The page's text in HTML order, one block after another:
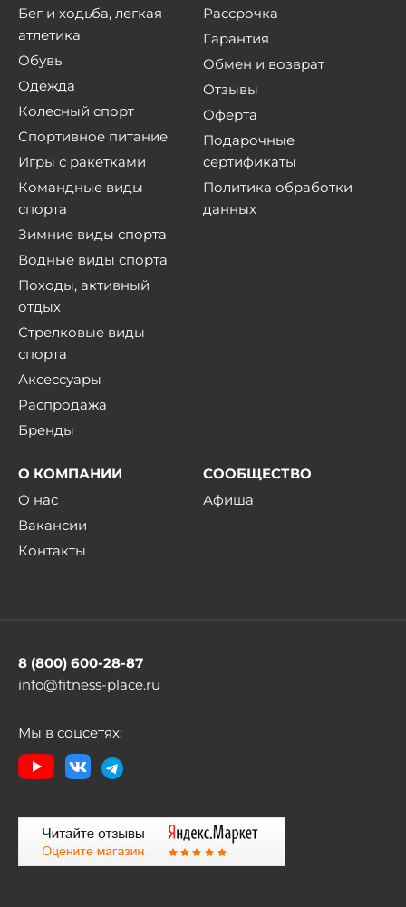
Бег и ходьба, легкая
атлетика
Обувь
Одежда
Колесный спорт
Спортивное питание
Игры с ракетками
Командные виды
спорта
Зимние виды спорта
Водные виды спорта
Походы, активный
отдых
Стрелковые виды
спорта
Аксессуары
Распродажа
Бренды
Рассрочка
Гарантия
Обмен и возврат
Отзывы
Оферта
Подарочные
сертификаты
Политика обработки
данных
О КОМПАНИИ
О нас
Вакансии
Контакты
СООБЩЕСТВО
Афиша
8 (800) 600-28-87
info@fitness-place.ru
Мы в соцсетях: